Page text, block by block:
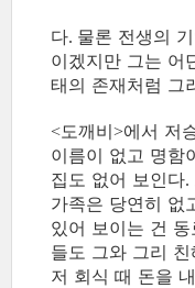
다. 물론 전생의
이겠지만 그는 어
태의 존재처럼 그
<도깨비>에서 저
이름이 없고 명함
집도 없어 보인다.
가족은 당연히 없
있어 보이는 건 동
들도 그와 그리
저 회식 때 돈을